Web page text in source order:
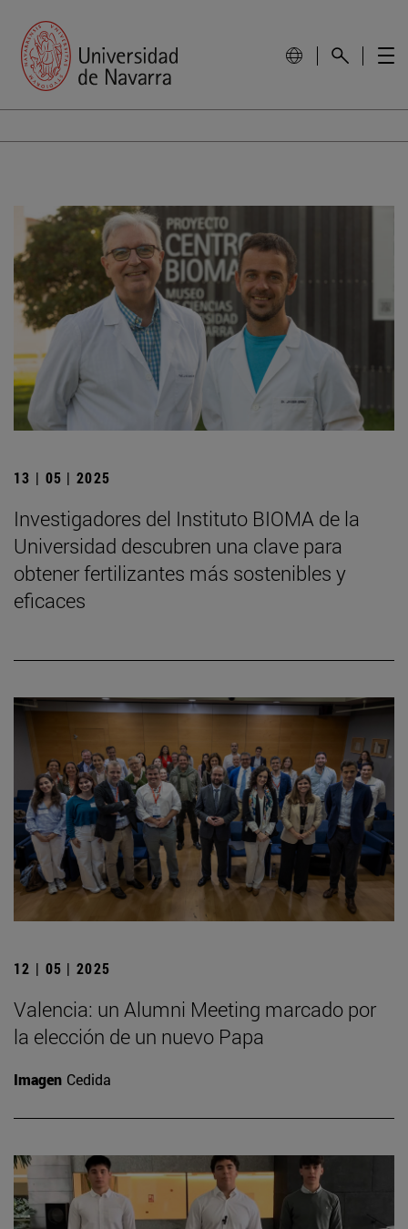
13 | 05 | 2025
Investigadores del Instituto BIOMA de la
Universidad descubren una clave para
obtener fertilizantes más sostenibles y
eficaces
12 | 05 | 2025
Valencia: un Alumni Meeting marcado por
la elección de un nuevo Papa
Imagen Cedida